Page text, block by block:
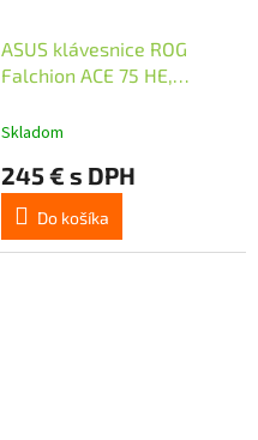
ASUS klávesnice ROG
Falchion ACE 75 HE,
černá
Skladom
245 € s DPH
Do košíka